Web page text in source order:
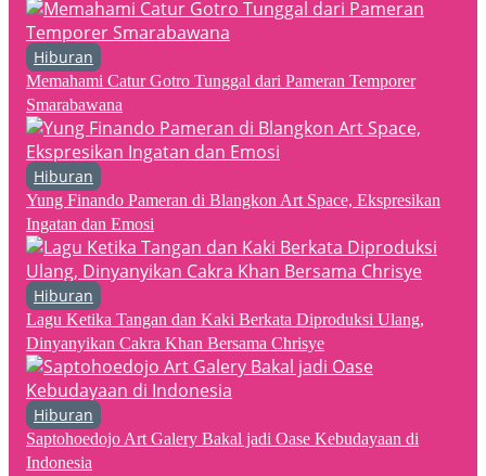
Hiburan
Memahami Catur Gotro Tunggal dari Pameran Temporer
Smarabawana
Hiburan
Yung Finando Pameran di Blangkon Art Space, Ekspresikan
Ingatan dan Emosi
Hiburan
Lagu Ketika Tangan dan Kaki Berkata Diproduksi Ulang,
Dinyanyikan Cakra Khan Bersama Chrisye
Hiburan
Saptohoedojo Art Galery Bakal jadi Oase Kebudayaan di
Indonesia